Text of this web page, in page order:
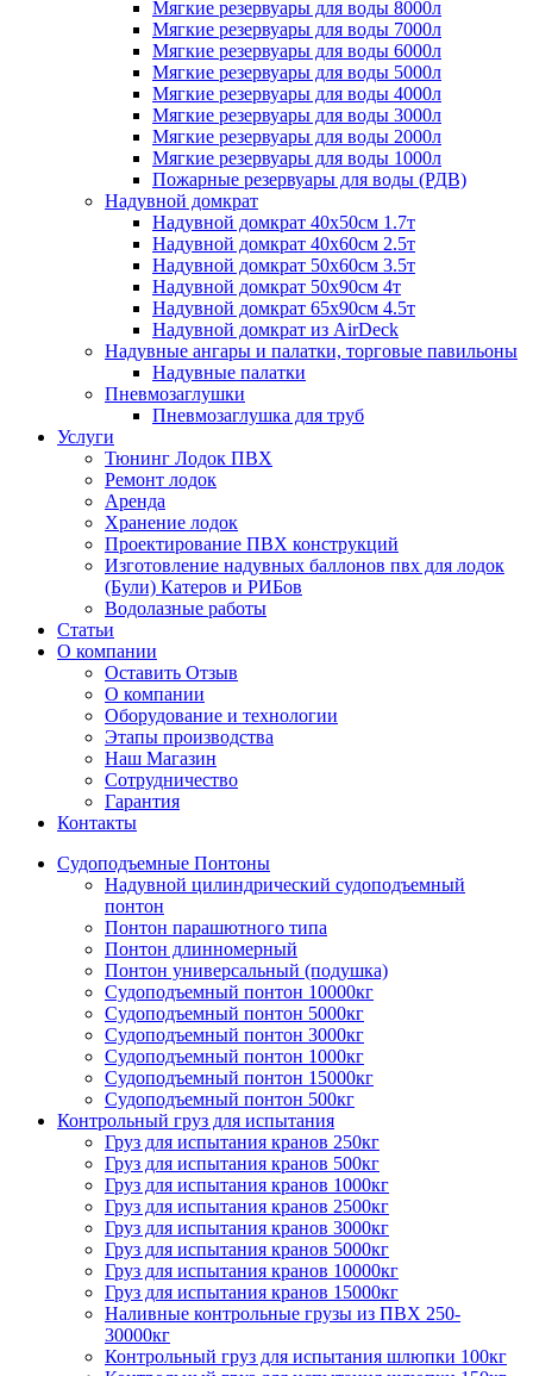
Мягкие резервуары для воды 8000л
Мягкие резервуары для воды 7000л
Мягкие резервуары для воды 6000л
Мягкие резервуары для воды 5000л
Мягкие резервуары для воды 4000л
Мягкие резервуары для воды 3000л
Мягкие резервуары для воды 2000л
Мягкие резервуары для воды 1000л
Пожарные резервуары для воды (РДВ)
Надувной домкрат
Надувной домкрат 40х50см 1.7т
Надувной домкрат 40х60см 2.5т
Надувной домкрат 50х60см 3.5т
Надувной домкрат 50х90см 4т
Надувной домкрат 65х90см 4.5т
Надувной домкрат из AirDeck
Надувные ангары и палатки, торговые павильоны
Надувные палатки
Пневмозаглушки
Пневмозаглушка для труб
Услуги
Тюнинг Лодок ПВХ
Ремонт лодок
Аренда
Хранение лодок
Проектирование ПВХ конструкций
Изготовление надувных баллонов пвх для лодок
(Були) Катеров и РИБов
Водолазные работы
Статьи
О компании
Оставить Отзыв
О компании
Оборудование и технологии
Этапы производства
Наш Магазин
Сотрудничество
Гарантия
Контакты
Судоподъемные Понтоны
Надувной цилиндрический судоподъемный
понтон
Понтон парашютного типа
Понтон длинномерный
Понтон универсальный (подушка)
Судоподъемный понтон 10000кг
Судоподъемный понтон 5000кг
Судоподъемный понтон 3000кг
Судоподъемный понтон 1000кг
Судоподъемный понтон 15000кг
Судоподъемный понтон 500кг
Контрольный груз для испытания
Груз для испытания кранов 250кг
Груз для испытания кранов 500кг
Груз для испытания кранов 1000кг
Груз для испытания кранов 2500кг
Груз для испытания кранов 3000кг
Груз для испытания кранов 5000кг
Груз для испытания кранов 10000кг
Груз для испытания кранов 15000кг
Наливные контрольные грузы из ПВХ 250-
30000кг
Контрольный груз для испытания шлюпки 100кг